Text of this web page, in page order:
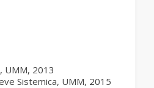
UMM, 2013
Sistemica, UMM, 2015